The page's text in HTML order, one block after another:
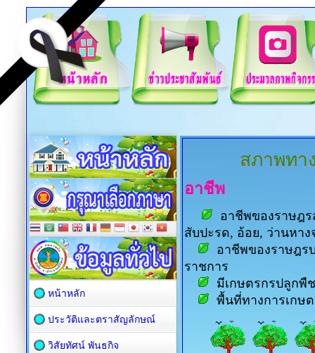
สภาพทา
อาชีพ
อาชีพของราษฎ
สับปะรด, อ้อย, ว่านหาง
อาชีพของราษฎร
ราชการ
มีเกษตรกรปลูกพื
พื้นที่ทางการเกษ
หน้าหลัก
ประวัติและตราสัญลักษณ์
วิสัยทัศน์ พันธกิจ